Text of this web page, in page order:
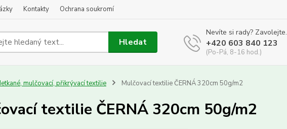
Kontakty Ochrana soukromí
Hledat
Nevíte si rady? Zavolejte.
+420 603 840 123
(Po-Pá, 8-16 hod.)
mulčovací, přikrývací textilie Mulčovací textilie ČERNÁ 320cm 50g/m2
textilie ČERNÁ 320cm 50g/m2